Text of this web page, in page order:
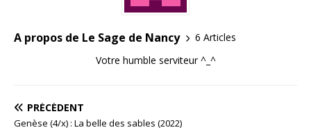
A propos de Le Sage de Nancy
6 Articles
Votre humble serviteur ^_^
PRÉCÉDENT
Genèse (4/x) : La belle des sables (2022)